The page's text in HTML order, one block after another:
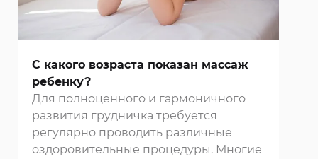
С какого возраста показан массаж
ребенку?
Для полноценного и гармоничного
развития грудничка требуется
регулярно проводить различные
оздоровительные процедуры. Многие